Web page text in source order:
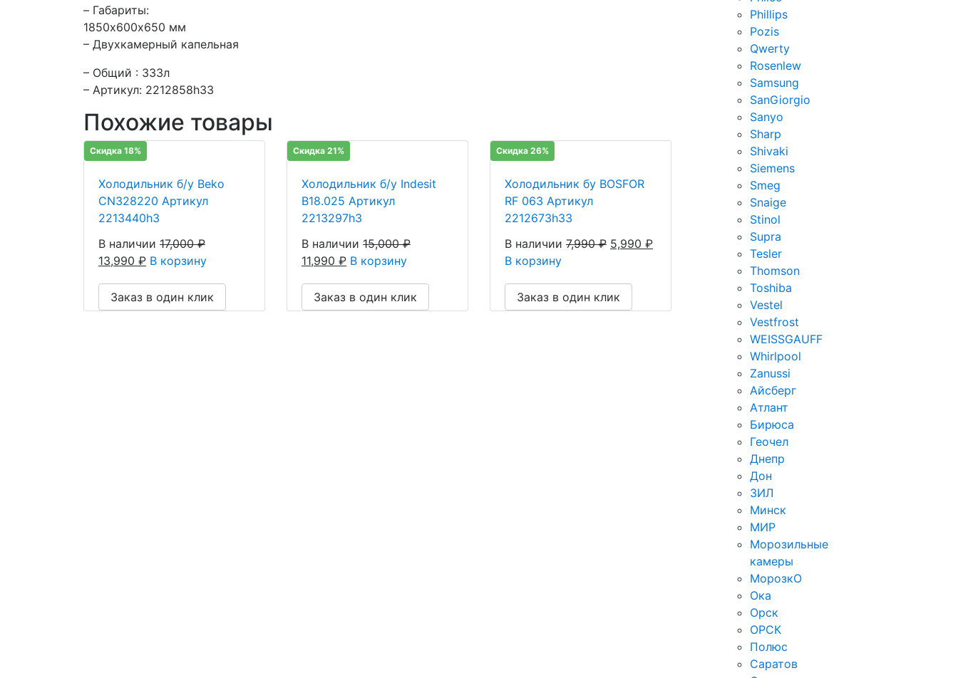
– Габариты:
1850х600х650 мм
– Двухкамерный капельная
– Общий : 333л
– Артикул: 2212858h33
Похожие товары
Скидка 18%
Холодильник б/у Beko
CN328220 Артикул
2213440h3
В наличии 17,000₽
13,990 ₽ В корзину
Заказ в один клик
Скидка 21%
Холодильник б/у Indesit
B18.025 Артикул
2213297h3
В наличии 15,000₽
11,990 ₽ В корзину
Заказ в один клик
Скидка 26%
Холодильник бу BOSFOR
RF 063 Артикул
2212673h33
В наличии 7,990₽ 5,990 ₽
В корзину
Заказ в один клик
Phillips
Pozis
Qwerty
Rosenlew
Samsung
SanGiorgio
Sanyo
Sharp
Shivaki
Siemens
Smeg
Snaige
Stinol
Supra
Tesler
Thomson
Toshiba
Vestel
Vestfrost
WEISSGAUFF
Whirlpool
Zanussi
Айсберг
Атлант
Бирюса
Геочел
Днепр
Дон
ЗИЛ
Минск
МИР
Морозильные
камеры
МорозкО
Ока
Орск
ОРСК
Полюс
Саратов